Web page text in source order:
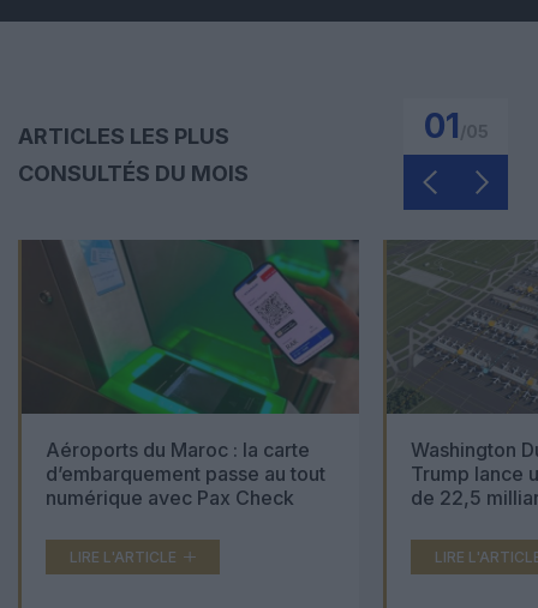
ARTICLES LES PLUS
CONSULTÉS DU MOIS
01
Aéroports du Maroc : la carte
d’embarquement passe au tout
numérique avec Pax Check
LIRE L'ARTICLE
Washington
Trump lance
de 22,5
LIRE